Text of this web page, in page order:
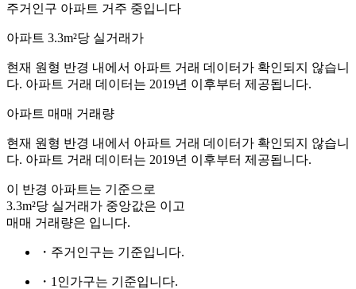
주거인구 아파트 거주 중입니다
아파트 3.3m²당 실거래가
현재 원형 반경 내에서 아파트 거래 데이터가 확인되지 않습니
다. 아파트 거래 데이터는 2019년 이후부터 제공됩니다.
아파트 매매 거래량
현재 원형 반경 내에서 아파트 거래 데이터가 확인되지 않습니
다. 아파트 거래 데이터는 2019년 이후부터 제공됩니다.
이 반경 아파트는 기준으로
3.3m²당 실거래가 중앙값은 이고
매매 거래량은 입니다.
・주거인구는 기준입니다.
・1인가구는 기준입니다.